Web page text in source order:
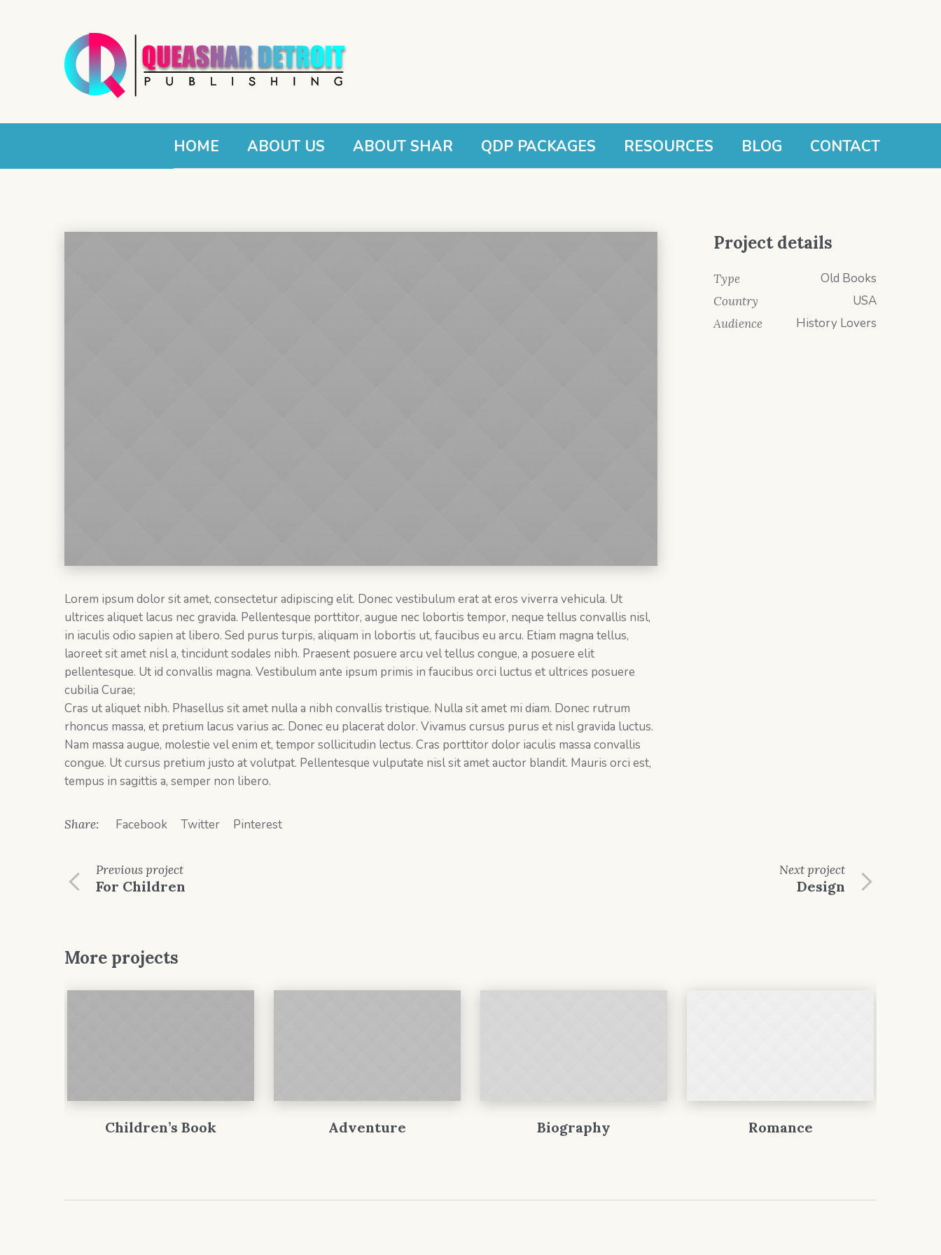
HOME ABOUT US ABOUT SHAR QDP PACKAGES RESOURCES BLOG CONTACT
Lorem ipsum dolor sit amet, consectetur adipiscing elit. Donec vestibulum erat at eros viverra vehicula. Ut
ultrices aliquet lacus nec gravida. Pellentesque porttitor, augue nec lobortis tempor, neque tellus convallis nisl,
in iaculis odio sapien at libero. Sed purus turpis, aliquam in lobortis ut, faucibus eu arcu. Etiam magna tellus,
laoreet sit amet nisl a, tincidunt sodales nibh. Praesent posuere arcu vel tellus congue, a posuere elit
pellentesque. Ut id convallis magna. Vestibulum ante ipsum primis in faucibus orci luctus et ultrices posuere
cubilia Curae;
Cras ut aliquet nibh. Phasellus sit amet nulla a nibh convallis tristique. Nulla sit amet mi diam. Donec rutrum
rhoncus massa, et pretium lacus varius ac. Donec eu placerat dolor. Vivamus cursus purus et nisl gravida luctus.
Nam massa augue, molestie vel enim et, tempor sollicitudin lectus. Cras porttitor dolor iaculis massa convallis
congue. Ut cursus pretium justo at volutpat. Pellentesque vulputate nisl sit amet auctor blandit. Mauris orci est,
tempus in sagittis a, semper non libero.
Project details
Type Old Books
Country USA
Audience History Lovers
Share: Facebook Twitter Pinterest
Previousproject
For Children
Nextproject
Design
More projects
Children’s Book Adventure Biography Romance